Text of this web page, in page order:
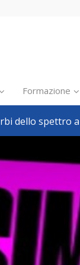
scolastica
lavorativa
sociali
bandi
e Scienza
locale
Formazione
dello spettro